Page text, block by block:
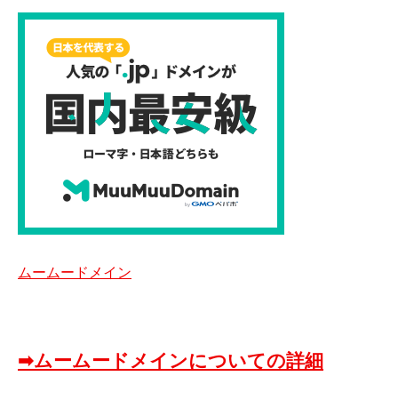
ムームードメイン
➡ムームードメインについての詳細